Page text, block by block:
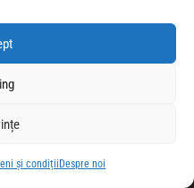
și condiții Despre noi